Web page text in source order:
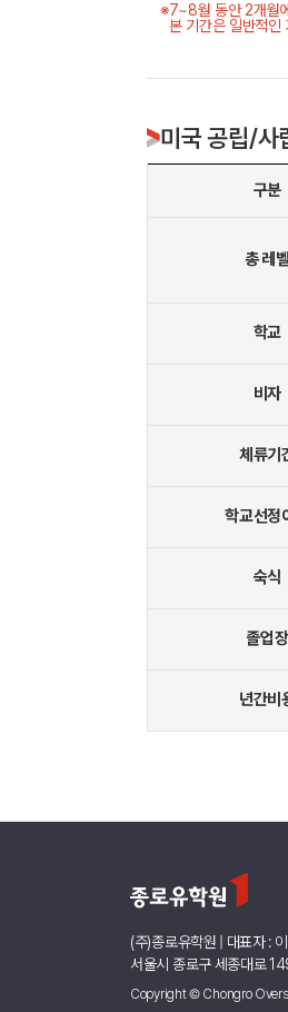
※7~8월 동안 2개월
본 기간은 일반적인
미국 공립/사
구분
총 레벨
학교
비자
체류기
학교선정
숙식
졸업장
년간비
(주)종로유학원 | 대표자 :
서울시 종로구 세종대로
Copyright © Chongro